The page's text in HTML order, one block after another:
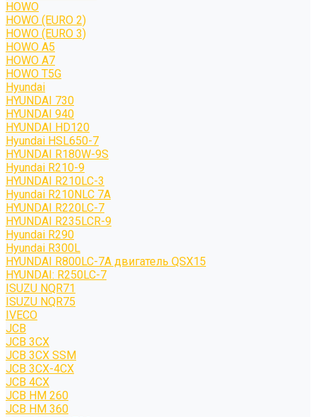
HOWO
HOWO (EURO 2)
HOWO (EURO 3)
HOWO A5
HOWO A7
HOWO T5G
Hyundai
HYUNDAI 730
HYUNDAI 940
HYUNDAI HD120
Hyundai HSL650-7
HYUNDAI R180W-9S
Hyundai R210-9
HYUNDAI R210LC-3
Hyundai R210NLC 7A
HYUNDAI R220LC-7
HYUNDAI R235LCR-9
Hyundai R290
Hyundai R300L
HYUNDAI R800LC-7A двигатель QSX15
HYUNDAI: R250LC-7
ISUZU NQR71
ISUZU NQR75
IVECO
JCB
JCB 3CX
JCB 3CX SSM
JCB 3CX-4CX
JCB 4CX
JCB HM 260
JCB HM 360